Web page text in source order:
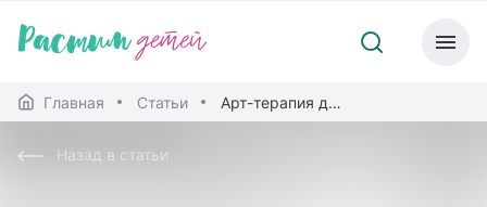
Главная Статьи Арт-терапия для детей и взрослых
Назад в статьи